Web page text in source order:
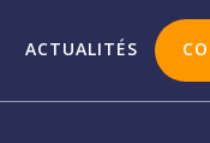
ACTUALITÉS